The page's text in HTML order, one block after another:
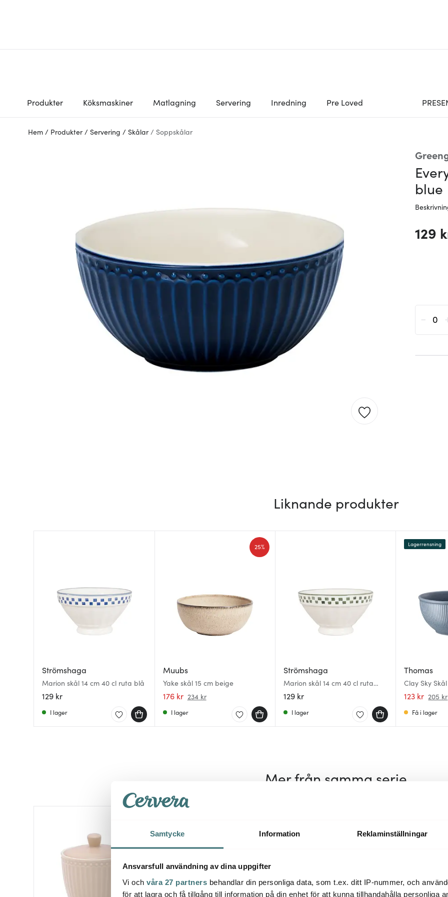
Samtycke Information Reklaminställningar
Ansvarsfull användning av dina uppgifter
Vi och våra 27 partners behandlar din personliga data, som t.ex. ditt IP-nummer, och
för att lagra och få tillgång till information på din enhet för att kunna tillhandahålla personliga
Produkter Köksmaskiner Matlagning Servering Inredning Pre Loved
Hem / Produkter / Servering / Skålar / Soppskålar
blue
129
Liknande produkter
Strömshaga
Marion skål 14 cm 40 cl ruta blå
129 kr
I lager
Muubs
Yake skål 15 cm beige
176 kr 234 kr
25%
I lager
Strömshaga
Marion skål 14 cm 40 cl ruta
grön
129 kr
I lager
Thomas
Clay Sky
123 kr 205 kr
Lagerrensning
Få i lager
Mer från samma serie